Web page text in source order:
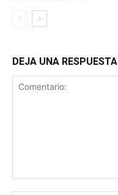
DEJA UNA RESPUESTA